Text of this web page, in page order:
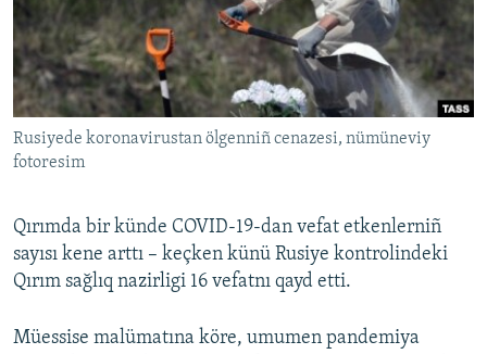
FİKİR
Русский
Українською
RFE/RS bütün saytları
Rusiyede koronavirustan ölgenniñ cenazesi, nümüneviy
fotoresim
Qırımda bir künde COVID-19-dan vefat etkenlerniñ
sayısı kene arttı – keçken künü Rusiye kontrolindeki
Qırım sağlıq nazirligi 16 vefatnı qayd etti.
Müessise malümatına köre, umumen pandemiya